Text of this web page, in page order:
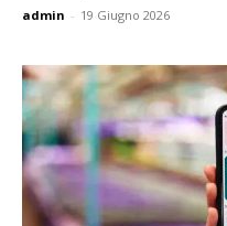
admin - 19 Giugno 2026